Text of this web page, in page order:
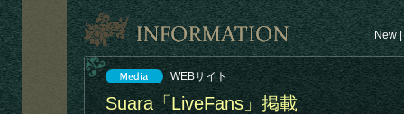
New |
WEBサイト
Suara「LiveFans」掲載